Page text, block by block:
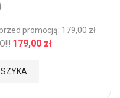
promocją: 179,00 zł
179,00 zł